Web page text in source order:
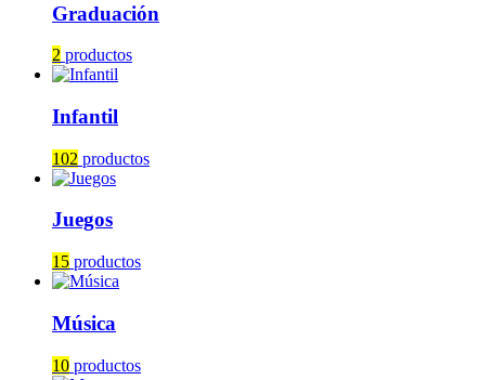
Graduación
2 productos
Infantil
102 productos
Juegos
15 productos
Música
10 productos